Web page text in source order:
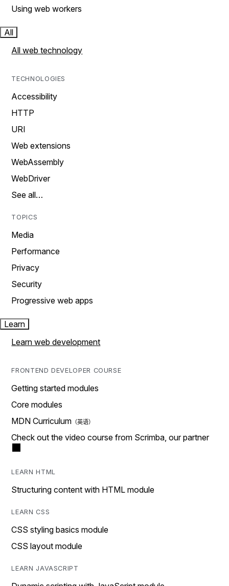
Using web workers
All
All web technology
TECHNOLOGIES
Accessibility
HTTP
URI
Web extensions
WebAssembly
WebDriver
See all…
TOPICS
Media
Performance
Privacy
Security
Progressive web apps
Learn
Learn web development
FRONTEND DEVELOPER COURSE
Getting started modules
Core modules
MDN Curriculum
Check out the video course from Scrimba, our partner
LEARN HTML
Structuring content with HTML module
LEARN CSS
CSS styling basics module
CSS layout module
LEARN JAVASCRIPT